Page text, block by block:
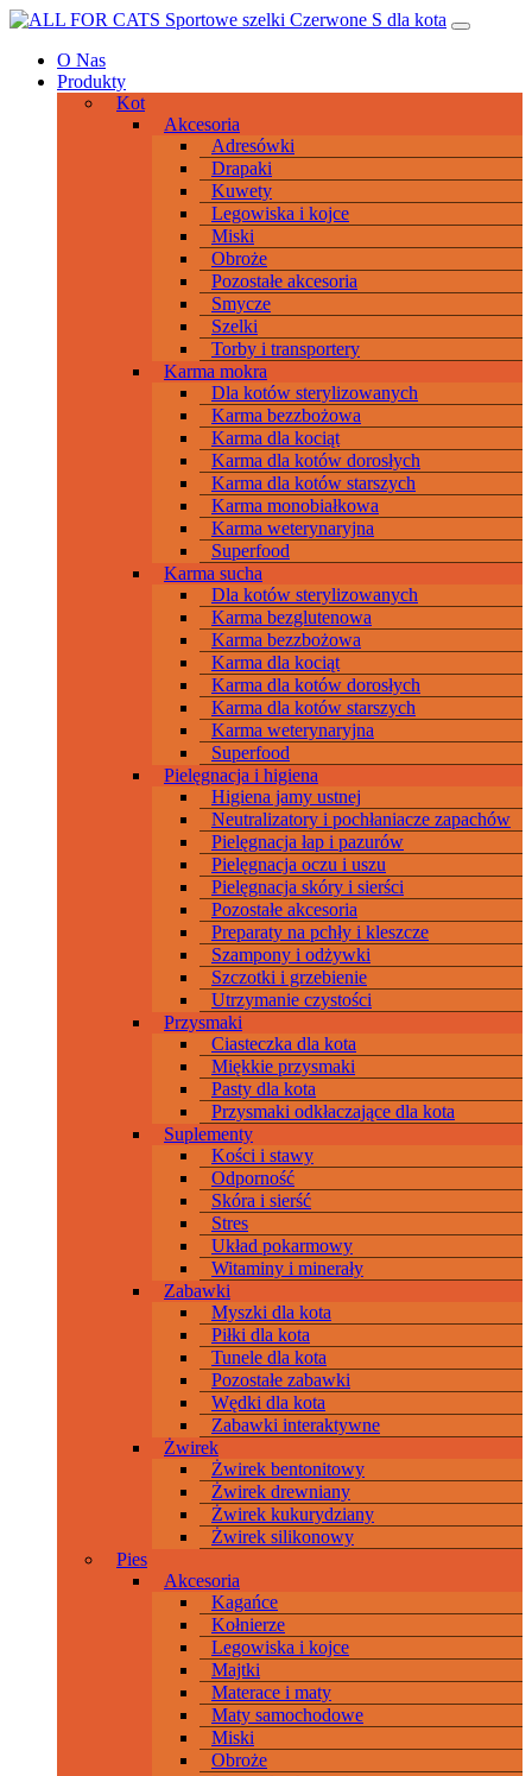
Przeskocz
treści
Main
Navigation
O Nas
Produkty
Kot
Akcesoria
Adresówki
Drapaki
Kuwety
Legowiska i kojce
Miski
Obroże
Pozostałe akcesoria
Smycze
Szelki
Torby i transportery
Karma mokra
Dla kotów sterylizowanych
Karma bezzbożowa
Karma dla kociąt
Karma dla kotów dorosłych
Karma dla kotów starszych
Karma monobiałkowa
Karma weterynaryjna
Superfood
Karma sucha
Dla kotów sterylizowanych
Karma bezglutenowa
Karma bezzbożowa
Karma dla kociąt
Karma dla kotów dorosłych
Karma dla kotów starszych
Karma weterynaryjna
Superfood
Pielęgnacja i higiena
Higiena jamy ustnej
Neutralizatory i pochłaniacze zapachów
Pielęgnacja łap i pazurów
Pielęgnacja oczu i uszu
Pielęgnacja skóry i sierści
Pozostałe akcesoria
Preparaty na pchły i kleszcze
Szampony i odżywki
Szczotki i grzebienie
Utrzymanie czystości
Przysmaki
Ciasteczka dla kota
Miękkie przysmaki
Pasty dla kota
Przysmaki odkłaczające dla kota
Suplementy
Kości i stawy
Odporność
Skóra i sierść
Stres
Układ pokarmowy
Witaminy i minerały
Zabawki
Myszki dla kota
Piłki dla kota
Tunele dla kota
Pozostałe zabawki
Wędki dla kota
Zabawki interaktywne
Żwirek
Żwirek bentonitowy
Żwirek drewniany
Żwirek kukurydziany
Żwirek silikonowy
Pies
Akcesoria
Kagańce
Kołnierze
Legowiska i kojce
Majtki
Materace i maty
Maty samochodowe
Miski
Obroże